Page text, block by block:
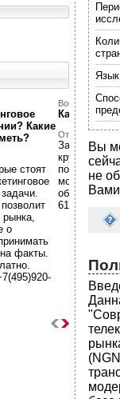
Какие
стоят
рынка,
о
факты.
Вопрос:
Какой у
Ответ:
Заявки с
по заявкам
обращений
6198,
Вы
не